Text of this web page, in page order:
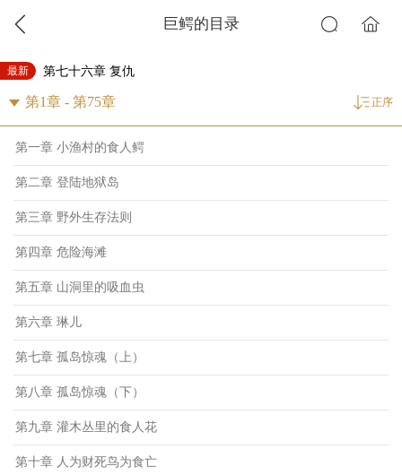
巨鳄的目录
最新 第七十六章 复仇
正序
第一章 小渔村的食人鳄
第二章 登陆地狱岛
第三章 野外生存法则
第四章 危险海滩
第五章 山洞里的吸血虫
第六章 琳儿
第七章 孤岛惊魂（上）
第八章 孤岛惊魂（下）
第九章 灌木丛里的食人花
第十章 人为财死鸟为食亡